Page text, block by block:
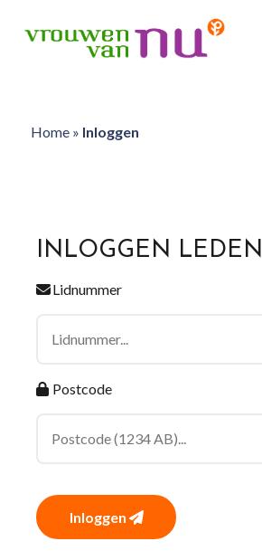
Home» Inloggen
INLOGGEN LEDEN
Lidnummer
Postcode
Inloggen